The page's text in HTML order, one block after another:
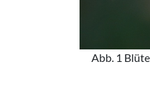
Abb. 1